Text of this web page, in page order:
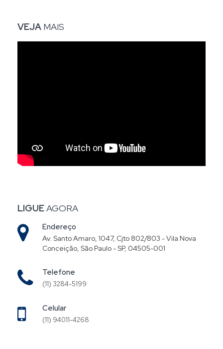
VEJA MAIS
LIGUEAGORA
Endereço
Av. Santo Amaro, 1047, Cjto 802/803 - Vila Nova
Conceição, São Paulo - SP, 04505-001
Telefone
(11) 3284-5199
Celular
(11) 94011-4268